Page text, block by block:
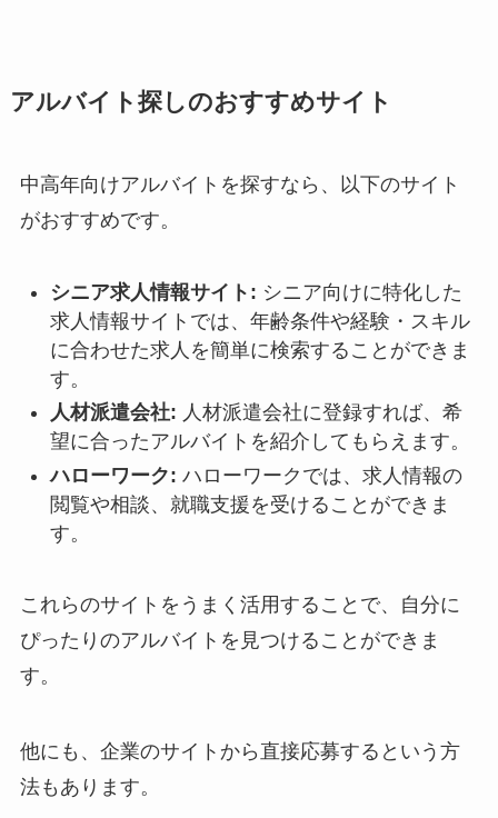
アルバイト探しのおすすめサイト
中高年向けアルバイトを探すなら、以下のサイト
がおすすめです。
シニア求人情報サイト: シニア向けに特化した
求人情報サイトでは、年齢条件や経験・スキル
に合わせた求人を簡単に検索することができま
す。
人材派遣会社: 人材派遣会社に登録すれば、希
望に合ったアルバイトを紹介してもらえます。
ハローワーク: ハローワークでは、求人情報の
閲覧や相談、就職支援を受けることができま
す。
これらのサイトをうまく活用することで、自分に
ぴったりのアルバイトを見つけることができま
す。
他にも、企業のサイトから直接応募するという方
法もあります。